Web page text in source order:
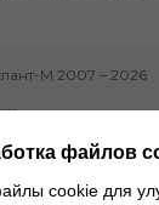
М 2007 – 2026
файлов
cookie для